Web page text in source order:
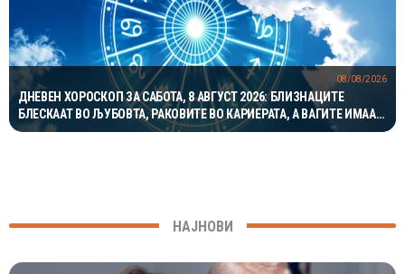
ДНЕВЕН ХОРОСКОП ЗА САБОТА, 8 АВГУСТ 2026: БЛИЗНАЦИТЕ
БЛЕСКААТ ВО ЉУБОВТА, РАКОВИТЕ ВО КАРИЕРАТА, А ВАГИТЕ ИМААТ
ОДЛИЧЕН ДЕН ЗА ХАРМОНИЈА
08/08/2026
НАЈНОВИ